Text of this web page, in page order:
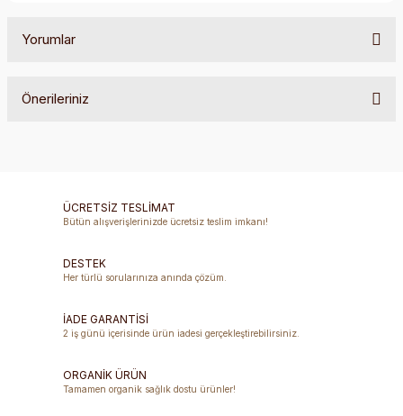
Yorumlar
Önerileriniz
Ürün açıklamasında eksik bilgiler bulunuyor.
Ürün fiyatı diğer sitelerden daha pahalı.
Bu ürüne benzer farklı alternatifler olmalı.
ÜCRETSİZ TESLİMAT
Bütün alışverişlerinizde ücretsiz teslim imkanı!
DESTEK
Her türlü sorularınıza anında çözüm.
İADE GARANTİSİ
2 iş günü içerisinde ürün iadesi gerçekleştirebilirsiniz.
ORGANİK ÜRÜN
Tamamen organik sağlık dostu ürünler!